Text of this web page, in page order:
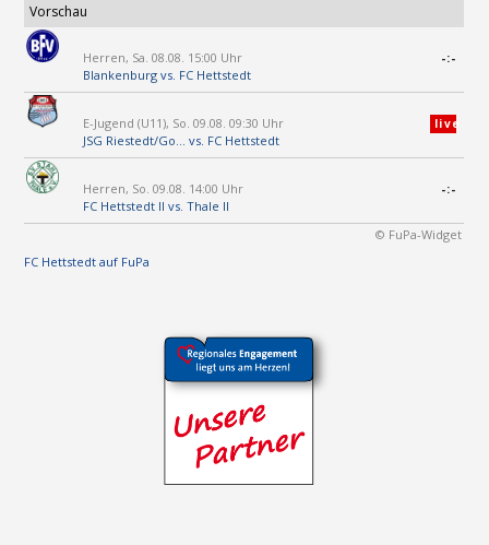
Vorschau
Herren, Sa. 08.08. 15:00 Uhr
Blankenburg vs. FC Hettstedt
-:-
E-Jugend (U11), So. 09.08. 09:30 Uhr
JSG Riestedt/Go...
vs. FC Hettstedt
live
Herren, So. 09.08. 14:00 Uhr
FC Hettstedt II vs.Thale II
-:-
© FuPa-Widget
FC Hettstedt auf FuPa